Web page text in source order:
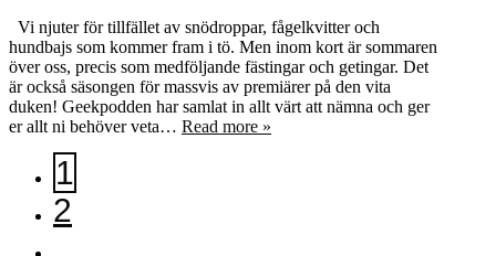
Vi njuter för tillfället av snödroppar, fågelkvitter och
hundbajs som kommer fram i tö. Men inom kort är sommaren
över oss, precis som medföljande fästingar och getingar. Det
är också säsongen för massvis av premiärer på den vita
duken! Geekpodden har samlat in allt värt att nämna och ger
er allt ni behöver veta… Read more »
1
2